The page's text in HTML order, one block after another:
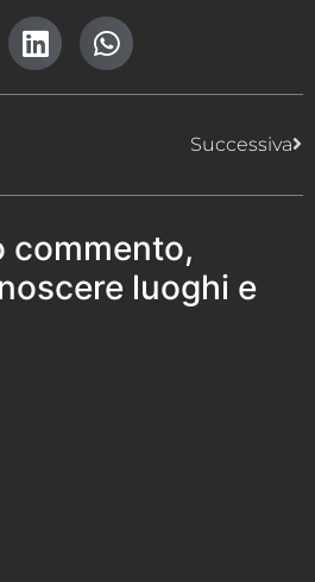
Successiva
commento,
luoghi e